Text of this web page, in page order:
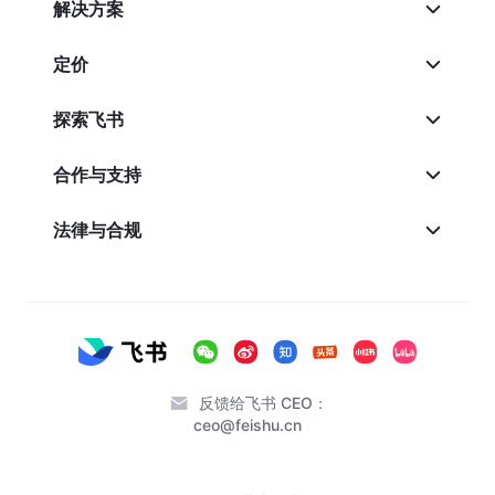
解决方案
定价
探索飞书
合作与支持
法律与合规
反馈给飞书 CEO：
ceo@feishu.cn